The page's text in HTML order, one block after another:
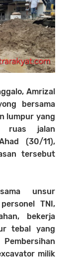
Amrizal
bersama
lumpur yang
ruas jalan
(30/11),
tersebut
unsur
TNI,
bekerja
tebal yang
milik